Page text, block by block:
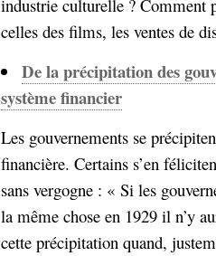
industrie culturelle ? Comment
celles des films, les ventes de
De la précipitation des
système financier
Les gouvernements se
financière. Certains s’en
sans vergogne : « Si les
la même chose en 1929 il n’y
cette précipitation quand,